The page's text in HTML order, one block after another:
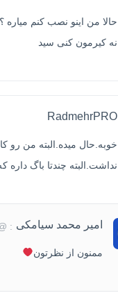
حالا من اینو نصب کنم میاره ؟
نه کیرمون کنی سید
RadmehrPRO
خوبه.حال میده.البته من رو
نداشت.البته چندتا باگ داره
امیر محمد سیامکی
ممنون از نظرتون